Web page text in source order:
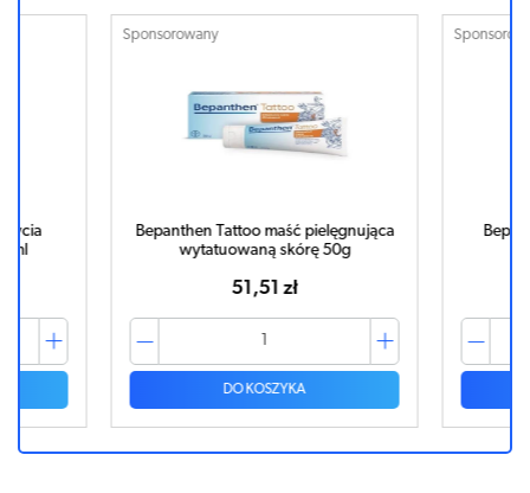
Sponsorowany
Bepanthen Tattoo maść pielęgnująca
wytatuowaną skórę 50g
51,51 zł
DO KOSZYKA